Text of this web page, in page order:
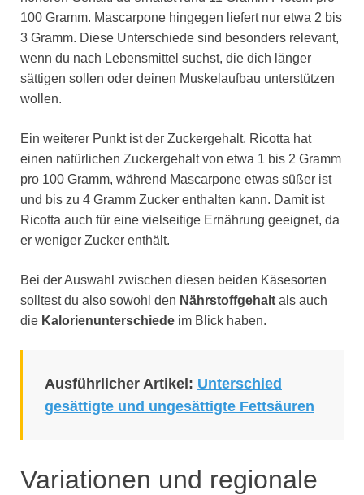
100 Gramm. Mascarpone hingegen liefert nur etwa 2 bis
3 Gramm. Diese Unterschiede sind besonders relevant,
wenn du nach Lebensmittel suchst, die dich länger
sättigen sollen oder deinen Muskelaufbau unterstützen
wollen.
Ein weiterer Punkt ist der Zuckergehalt. Ricotta hat
einen natürlichen Zuckergehalt von etwa 1 bis 2 Gramm
pro 100 Gramm, während Mascarpone etwas süßer ist
und bis zu 4 Gramm Zucker enthalten kann. Damit ist
Ricotta auch für eine vielseitige Ernährung geeignet, da
er weniger Zucker enthält.
Bei der Auswahl zwischen diesen beiden Käsesorten
solltest du also sowohl den Nährstoffgehalt als auch
die Kalorienunterschiede im Blick haben.
Ausführlicher Artikel: Unterschied
gesättigte und ungesättigte Fettsäuren
Variationen und regionale